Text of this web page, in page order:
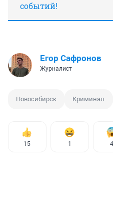
событий!
Егор Сафронов
Журналист
Новосибирск Криминал
15 1 4